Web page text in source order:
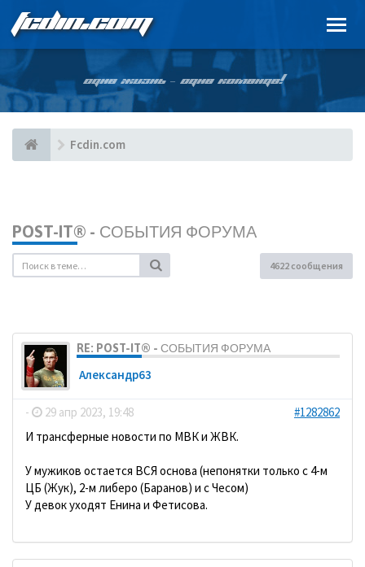
FCDIN.COM
ОДНА ЖИЗНЬ – ОДНА КОМАНДА!
Fcdin.com
POST-IT® - СОБЫТИЯ ФОРУМА
4622 сообщения
RE: POST-IT® - СОБЫТИЯ ФОРУМА
Александр63
- 29 апр 2023, 19:48
#1282862
И трансферные новости по МВК и ЖВК.
У мужиков остается ВСЯ основа (непонятки только с 4-м
ЦБ (Жук), 2-м либеро (Баранов) и с Чесом)
У девок уходят Енина и Фетисова.